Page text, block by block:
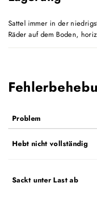
Sattel immer in der
Räder auf dem Boden,
Problem
Hebt nicht vollständig
Sackt unter Last ab